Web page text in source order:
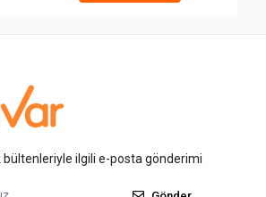
bültenleriyle ilgili e-posta gönderimi